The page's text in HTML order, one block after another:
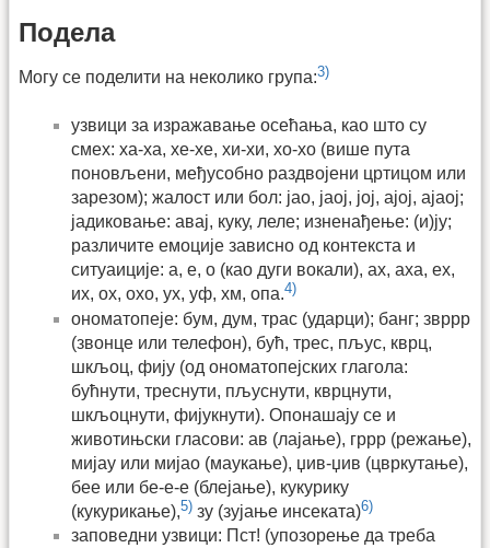
Подела
Могу се поделити на неколико група:3)
узвици за изражавање осећања, као што су
смех: ха-ха, хе-хе, хи-хи, хо-хо (више пута
поновљени, међусобно раздвојени цртицом или
зарезом); жалост или бол: јао, јаој, јој, ајој, ајаој;
јадиковање: авај, куку, леле; изненађење: (и)ју;
различите емоције зависно од контекста и
ситуаиције: а, е, о (као дуги вокали), ах, аха, ех,
их, ох, охо, ух, уф, хм, опа.4)
ономатопеје: бум, дум, трас (ударци); банг; звррр
(звонце или телефон), бућ, трес, пљус, кврц,
шкљоц, фију (од ономатопејских глагола:
бућнути, треснути, пљуснути, кврцнути,
шкљоцнути, фијукнути). Опонашају се и
животињски гласови: ав (лајање), гррр (режање),
мијау или мијао (маукање), џив-џив (цвркутање),
бее или бе-е-е (блејање), кукурику
(кукурикање),5) зу (зујање инсеката)6)
заповедни узвици: Пст! (упозорење да треба